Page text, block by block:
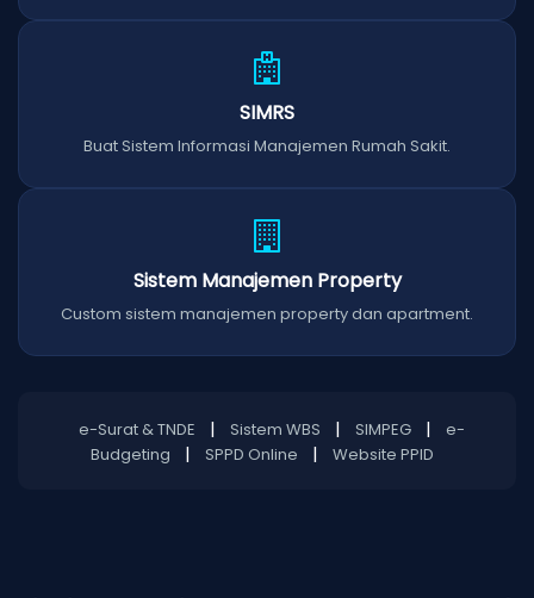
SIMRS
Buat Sistem Informasi Manajemen Rumah Sakit.
Sistem Manajemen Property
Custom sistem manajemen property dan apartment.
e-Surat & TNDE | Sistem WBS | SIMPEG |
e-
Budgeting
| SPPD Online | Website PPID